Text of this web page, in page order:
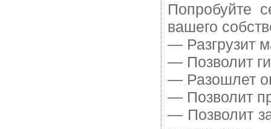
Попробуйте
вашего
— Разгрузит
— Позволит
— Разошлет
— Позволит
— Позволит